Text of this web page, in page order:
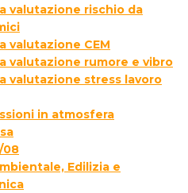
valutazione rischio da
valutazione CEM
valutazione rumore e vibro
valutazione stress lavoro
in atmosfera
08
Edilizia e